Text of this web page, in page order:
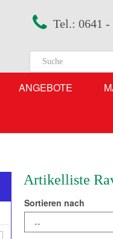
Tel.: 0641 -
ANGEBOTE
Artikelliste
Sortieren nach